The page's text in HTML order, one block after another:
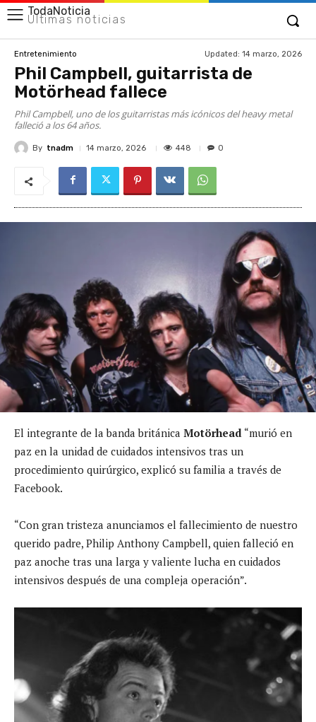
TodaNoticia
Últimas noticias
Entretenimiento Updated: 14 marzo, 2026
Phil Campbell, guitarrista de
Motörhead fallece
Phil Campbell, uno de los guitarristas más icónicos del heavy metal
falleció a los 64 años.
By tnadm 14 marzo, 2026 448 0
El integrante de la banda británica Motörhead “murió en
paz en la unidad de cuidados intensivos tras un
procedimiento quirúrgico, explicó su familia a través de
Facebook.
“Con gran tristeza anunciamos el fallecimiento de nuestro
querido padre, Philip Anthony Campbell, quien falleció en
paz anoche tras una larga y valiente lucha en cuidados
intensivos después de una compleja operación”.